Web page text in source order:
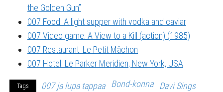
the Golden Gun”
007 Food: A light supper with vodka and caviar
007 Video game: A View to a Kill (action) (1985)
007 Restaurant: Le Petit Mâchon
007 Hotel: Le Parker Meridien, New York, USA
Tags 007 ja lupa tappaa Bond-konna
Davi Sings